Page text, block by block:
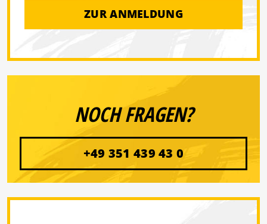
ZUR ANMELDUNG
NOCH FRAGEN?
+49 351 439 43 0